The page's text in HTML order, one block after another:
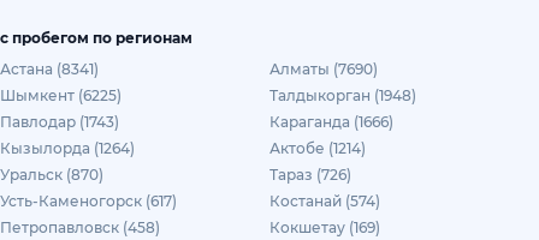
с пробегом по регионам
Астана (8341)
Алматы (7690)
Шымкент (6225)
Талдыкорган (1948)
Павлодар (1743)
Караганда (1666)
Кызылорда (1264)
Актобе (1214)
Уральск (870)
Тараз (726)
Усть-Каменогорск (617)
Костанай (574)
Петропавловск (458)
Кокшетау (169)